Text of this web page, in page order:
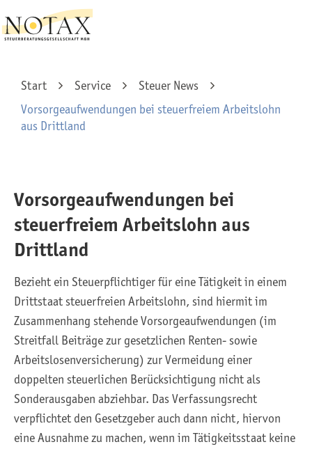
Start Service
Steuer News
Vorsorge­aufwendungen bei steuerfreiem Arbeitslohn
aus Drittland
Vorsorge­aufwendungen bei
steuerfreiem Arbeitslohn aus
Drittland
Bezieht ein Steuerpflichtiger für eine Tätigkeit in einem
Drittstaat steuerfreien Arbeitslohn, sind hiermit im
Zusammenhang stehende Vorsorgeaufwendungen (im
Streitfall Beiträge zur gesetzlichen Renten- sowie
Arbeitslosenversicherung) zur Vermeidung einer
doppelten steuerlichen Berücksichtigung nicht als
Sonderausgaben abziehbar. Das Verfassungsrecht
verpflichtet den Gesetzgeber auch dann nicht, hiervon
eine Ausnahme zu machen, wenn im Tätigkeitsstaat keine